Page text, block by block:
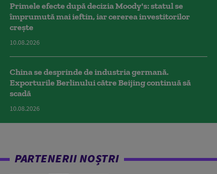
Primele efecte după decizia Moody's: statul se
împrumută mai ieftin, iar cererea investitorilor
crește
10.08.2026
China se desprinde de industria germană.
Exporturile Berlinului către Beijing continuă să
scadă
10.08.2026
PARTENERII NOȘTRI